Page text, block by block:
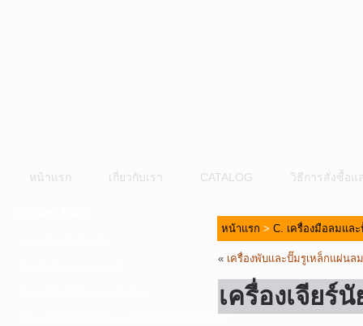
หน้าแรก เกี่ยวกับเรา CATALOG วิธีการสั่งซื้อแ
D. เครื่องมือก่อสร้าง-เครื่องมืออุตสาหกรรม
หน้าแรก > C. เครื่องมือลมแล
« เครื่องพับและปั๊มรูเหล็กแผ่นล
เครื่องเจียร์